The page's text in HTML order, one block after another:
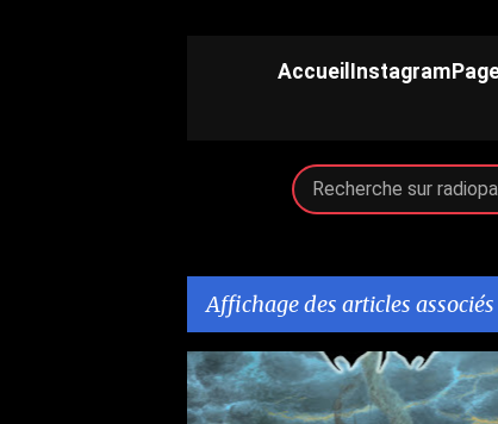
Accueil Instagram
Affichage des articles
A
AGAINST PR BANDCAMP